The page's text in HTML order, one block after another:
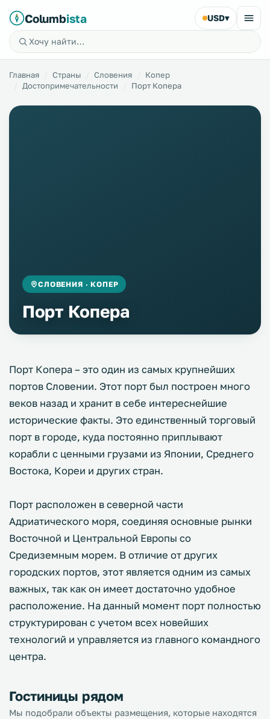
Columbista USD▾
Главная Страны Словения
Копер
Достопримечательности
Порт Копера
СЛОВЕНИЯ · КОПЕР
Порт Копера
Порт Копера – это один из самых крупнейших
портов Словении. Этот порт был построен много
веков назад и хранит в себе интереснейшие
исторические факты. Это единственный торговый
порт в городе, куда постоянно приплывают
корабли с ценными грузами из Японии, Среднего
Востока, Кореи и других стран.
Порт расположен в северной части
Адриатического моря, соединяя основные рынки
Восточной и Центральной Европы со
Средиземным морем. В отличие от других
городских портов, этот является одним из самых
важных, так как он имеет достаточно удобное
расположение. На данный момент порт полностью
структурирован с учетом всех новейших
технологий и управляется из главного командного
центра.
Гостиницы рядом
Мы подобрали объекты размещения, которые находятся